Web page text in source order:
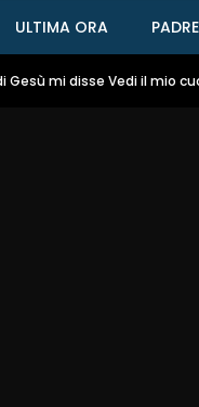
ULTIMA ORA
Gesù mi disse Vedi il mio